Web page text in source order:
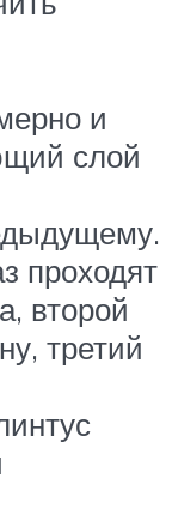
и
слой
проходят
второй
третий